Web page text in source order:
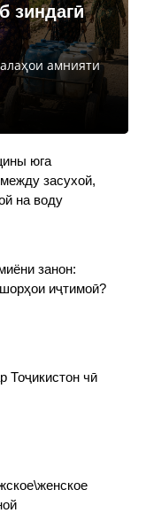
зиндагӣ
амнияти
юга
засухой,
на воду
занон:
иҷтимоӣ?
Тоҷикистон чӣ